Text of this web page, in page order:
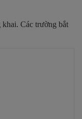
khai. Các trường bắt